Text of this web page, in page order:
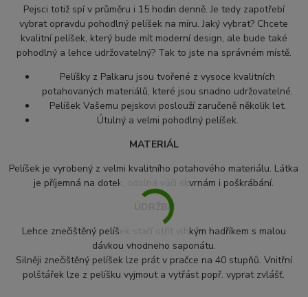
Pejsci totiž spí v průměru i 15 hodin denně. Je tedy zapotřebí
vybrat opravdu pohodlný pelíšek na míru. Jaký vybrat? Chcete
kvalitní pelíšek, který bude mít moderní design, ale bude také
pohodlný a lehce udržovatelný? Tak to jste na správném místě.
Pelíšky z Palkaru jsou tvořené z vysoce kvalitních
potahovaných materiálů, které jsou snadno udržovatelné.
Pelíšek Vašemu pejskovi poslouží zaručeně několik let.
Útulný a velmi pohodlný pelíšek.
MATERIÁL
Pelíšek je vyrobený z velmi kvalitního potahového materiálu. Látka
je příjemná na dotek, odolná vůči skvrnám i poškrábání.
ÚDRŽBA
Lehce znečištěný pelíšek stačí otřít vlhkým hadříkem s malou
dávkou vhodného saponátu.
Silněji znečištěný pelíšek lze prát v pračce na 40 stupňů. Vnitřní
polštářek lze z pelíšku vyjmout a vytřást popř. vyprat zvlášť.